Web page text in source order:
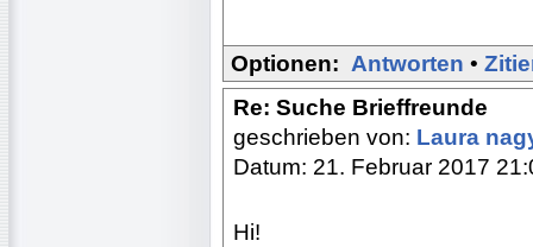
Optionen: Antworten •
Re: Suche Brieffreunde
geschrieben von: Laura
Datum: 21. Februar 2017
Hi!